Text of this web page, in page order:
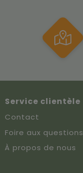
Service clientèle
Contact
Foire aux questions
À propos de nous